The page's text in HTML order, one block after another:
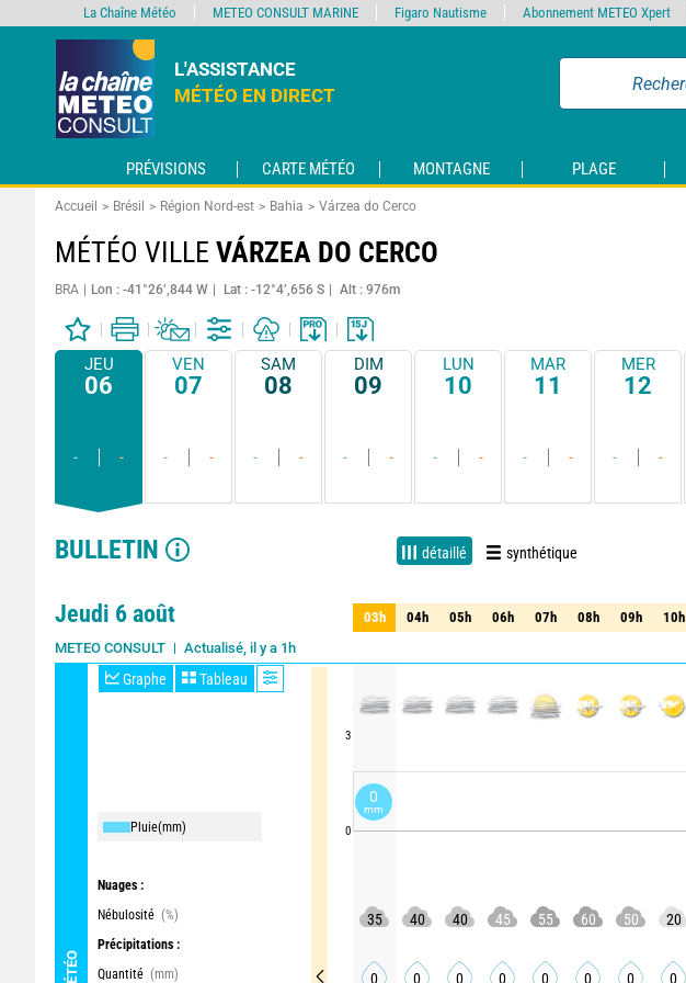
L'ASSISTANCE
MÉTÉO EN DIRECT
PRÉVISIONS CARTE MÉTÉO MONTAGNE PLAGE
Accueil Brésil Région Nord-est Bahia Várzea do Cerco
MÉTÉO VILLE VÁRZEA DO CERCO
BRA Lon : -41°26’,844 W Lat : -12°4’,656 S Alt : 976m
JEU
06
- -
VEN
07
- -
SAM
08
- -
DIM
09
- -
LUN
10
- -
MAR
11
- -
MER
12
- -
BULLETIN détaillé synthétique
Jeudi 6 août
METEO CONSULT Actualisé, il y a 1h
MÉTÉO
Graphe Tableau
Pluie(mm)
Nuages :
Nébulosité (%)
Précipitations :
Quantité (mm)
3
0
03h 04h 05h 06h 07h 08h 09h 10h
03h 04h 05h 06h 07h 08h 09h 10h
35 40 40 45 55 60 50 20
0 0 0 0 0 0 0 0
La Chaîne Météo METEO CONSULT MARINE Figaro Nautisme Abonnement METEO Xpert
0
mm